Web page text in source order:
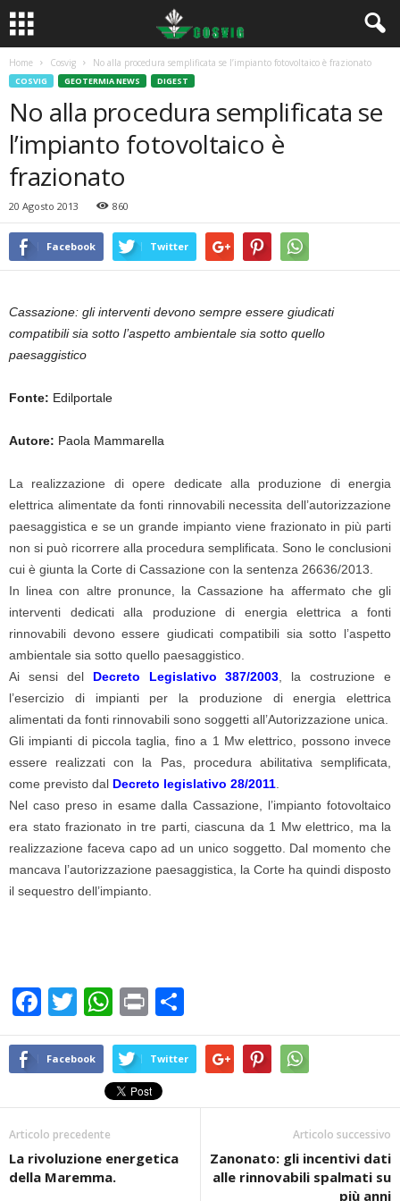
Home Cosvig No alla procedura semplificata se l’impianto fotovoltaico è frazionato
COSVIG GEOTERMIA NEWS DIGEST
No alla procedura semplificata se
l’impianto fotovoltaico è
frazionato
20 Agosto 2013 860
Facebook Twitter
Cassazione: gli interventi devono sempre essere giudicati
compatibili sia sotto l’aspetto ambientale sia sotto quello
paesaggistico
Fonte: Edilportale
Autore: Paola Mammarella
La realizzazione di opere dedicate alla produzione di energia
elettrica alimentate da fonti rinnovabili necessita dell’autorizzazione
paesaggistica e se un grande impianto viene frazionato in più parti
non si può ricorrere alla procedura semplificata. Sono le conclusioni
cui è giunta la Corte di Cassazione con la sentenza 26636/2013.
In linea con altre pronunce, la Cassazione ha affermato che gli
interventi dedicati alla produzione di energia elettrica a fonti
rinnovabili devono essere giudicati compatibili sia sotto l’aspetto
ambientale sia sotto quello paesaggistico.
Ai sensi del Decreto Legislativo 387/2003 , la costruzione e
l’esercizio di impianti per la produzione di energia elettrica
alimentati da fonti rinnovabili sono soggetti all’Autorizzazione unica.
Gli impianti di piccola taglia, fino a 1 Mw elettrico, possono invece
essere realizzati con la Pas, procedura abilitativa semplificata,
come previsto dal Decreto legislativo 28/2011
Nel caso preso in esame dalla Cassazione, l’impianto fotovoltaico
era stato frazionato in tre parti, ciascuna da 1 Mw elettrico, ma la
realizzazione faceva capo ad un unico soggetto. Dal momento che
mancava l’autorizzazione paesaggistica, la Corte ha quindi disposto
il sequestro dell’impianto.
F
a
c
b
o
o
T
wi
tt
W
h
at
s
A
p
Pr
in
t
o
n
vi
Facebook Twitter
Articolo precedente
La rivoluzione energetica
della Maremma.
Articolo successivo
Zanonato: gli incentivi dati
alle rinnovabili spalmati su
più anni